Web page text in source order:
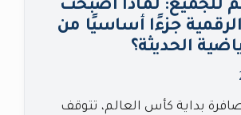
للجميع: لماذا أصبحت
جزءًا أساسيًا من
الحديثة؟
بداية كأس العالم، تتوقف